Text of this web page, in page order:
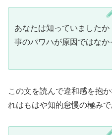
あなたは知っていました
事のパワハが原因ではなか
この文を読んで違和感を抱
れはもはや知的怠慢の極みで